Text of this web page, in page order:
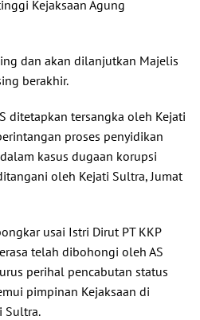
Kejaksaan Agung
dan akan dilanjutkan Majelis
berakhir.
ditetapkan tersangka oleh Kejati
proses penyidikan
kasus dugaan korupsi
oleh Kejati Sultra, Jumat
usai Istri Dirut PT KKP
telah dibohongi oleh AS
perihal pencabutan status
pimpinan Kejaksaan di
Sultra.